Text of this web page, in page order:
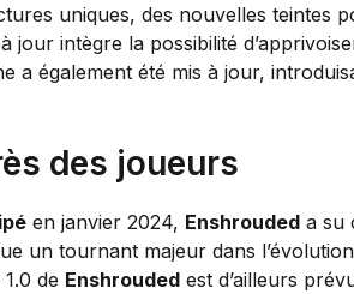
uniques, des nouvelles teintes
jour intègre la possibilité
a également été mis à jour,
des joueurs
en janvier 2024, Enshrouded a su
un tournant majeur dans
de Enshrouded est d’ailleurs